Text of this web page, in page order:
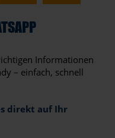
Informationen
– einfach, schnell
direkt auf Ihr